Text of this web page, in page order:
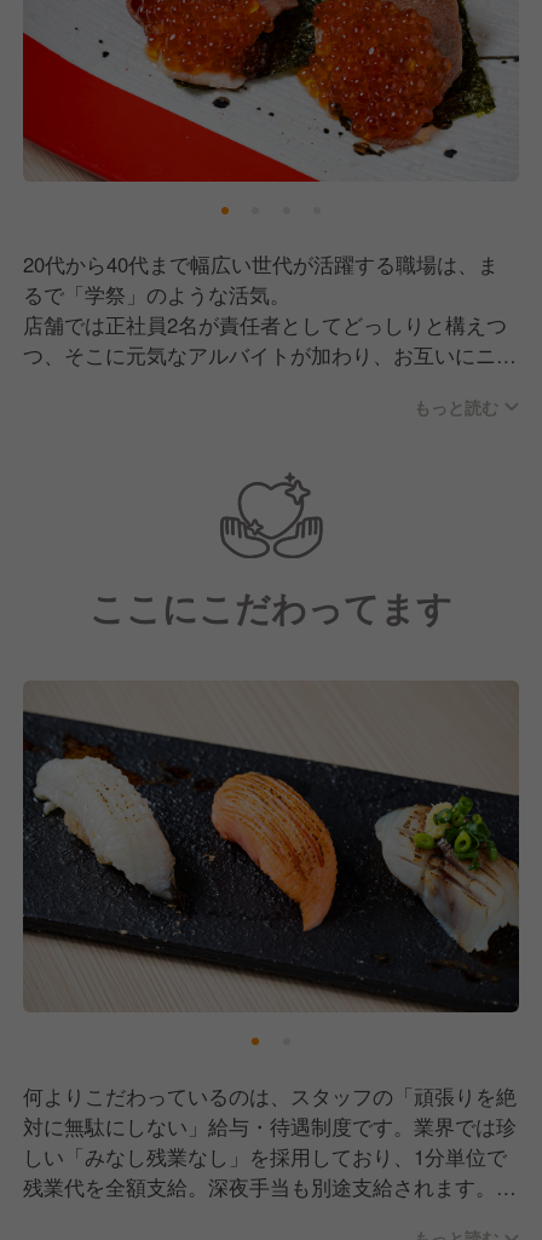
20代から40代まで幅広い世代が活躍する職場は、ま
るで「学祭」のような活気。
店舗では正社員2名が責任者としてどっしりと構えつ
つ、そこに元気なアルバイトが加わり、お互いにニッ
また、私たちが大切にしているのは「心地よい距離
感」。年に数回、親睦を深める飲み会などはあります
が、プライベートに過剰に干渉することはありませ
ん。仕事中は全力で協力し合い、オフはそれぞれの時
間を尊重する。そんな「大人なチームワーク」が、離
職率の低さにも繋がっています。
ど、困ったときには自然と手が差し伸べられる温かさ
もあります。職人気質の厳しさは一切なし。笑顔を絶
やさず、チームプレーでお店を盛り上げられる仲間を
お待ちしています。
面倒見の良いベテラン陣が揃っていますので、未経験
の方も安心して飛び込んできてください！
もっと読む
ここにこだわってます
何よりこだわっているのは、スタッフの「頑張りを絶
対に無駄にしない」給与・待遇制度です。業界では珍
しい「みなし残業なし」を採用しており、1分単位で
残業代を全額支給。深夜手当も別途支給されます。